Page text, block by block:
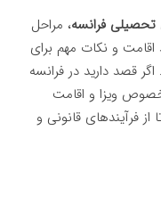
تحصیلی فرانسه، مراحل
اقامت و نکات مهم برای
قصد دارید در فرانسه
ویزا و اقامت
فرآیندهای قانونی و